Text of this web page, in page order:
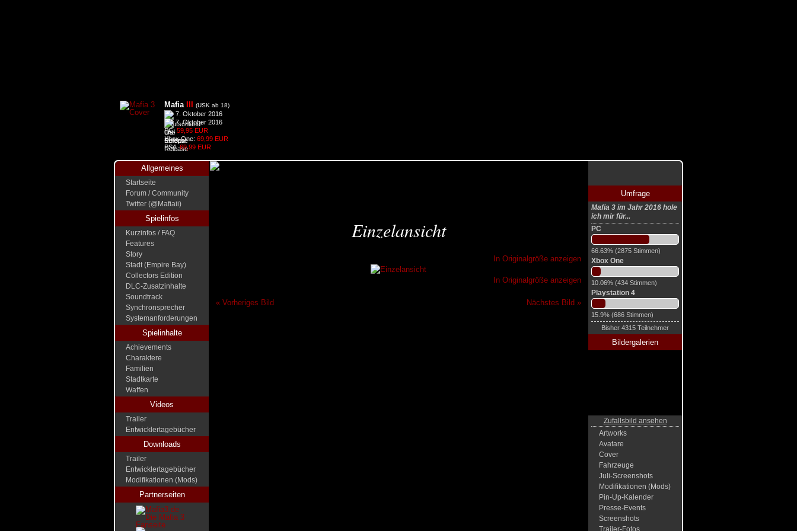
Mafia (USK ab 18)
7. Oktober 2016
7. Oktober 2016
PC: 59,95 EUR
Xbox One: 69,99 EUR
PS4:69,99 EUR
Allgemeines
Startseite
Forum / Community
Twitter (@Mafiaii)
Spielinfos
Kurzinfos / FAQ
Features
Story
Stadt (Empire Bay)
Collectors Edition
DLC-Zusatzinhalte
Soundtrack
Synchronsprecher
Systemanforderungen
Spielinhalte
Achievements
Charaktere
Familien
Stadtkarte
Waffen
Videos
Trailer
Entwicklertagebücher
Downloads
Trailer
Entwicklertagebücher
Modifikationen (Mods)
Partnerseiten
Umfrage
Mafia 3 im Jahr 2016 hole
ich mir für...
PC
66.63% (2875 Stimmen)
Xbox One
10.06% (434 Stimmen)
Playstation 4
15.9% (686 Stimmen)
Bisher 4315 Teilnehmer
Bildergalerien
Zufallsbild ansehen
Artworks
Avatare
Cover
Fahrzeuge
Juli-Screenshots
Modifikationen (Mods)
Pin-Up-Kalender
Presse-Events
Screenshots
Trailer-Fotos
Einzelansicht
In Originalgröße anzeigen
In Originalgröße anzeigen
« Vorheriges Bild Nächstes Bild »